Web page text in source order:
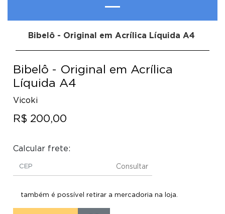
Bibelô - Original em Acrílica Líquida A4
Bibelô - Original em Acrílica
Líquida A4
Vicoki
R$ 200,00
Calcular frete:
Consultar
também é possível retirar a mercadoria na loja.